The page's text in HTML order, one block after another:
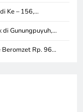
Ke – 156,…
di Gunungpuyuh,…
Beromzet Rp. 96…